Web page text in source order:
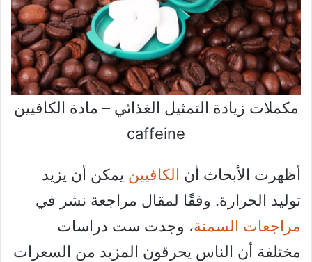
مكملات زيادة التمثيل الغذائي – مادة الكافيين
caffeine
أظهرت الأبحاث أن الكافيين يمكن أن يزيد
توليد الحرارة. وفقًا لمقال مراجعة نشر في
مراجعات السمنة، وجدت ست دراسات
مختلفة أن الناس يحرقون المزيد من السعرات